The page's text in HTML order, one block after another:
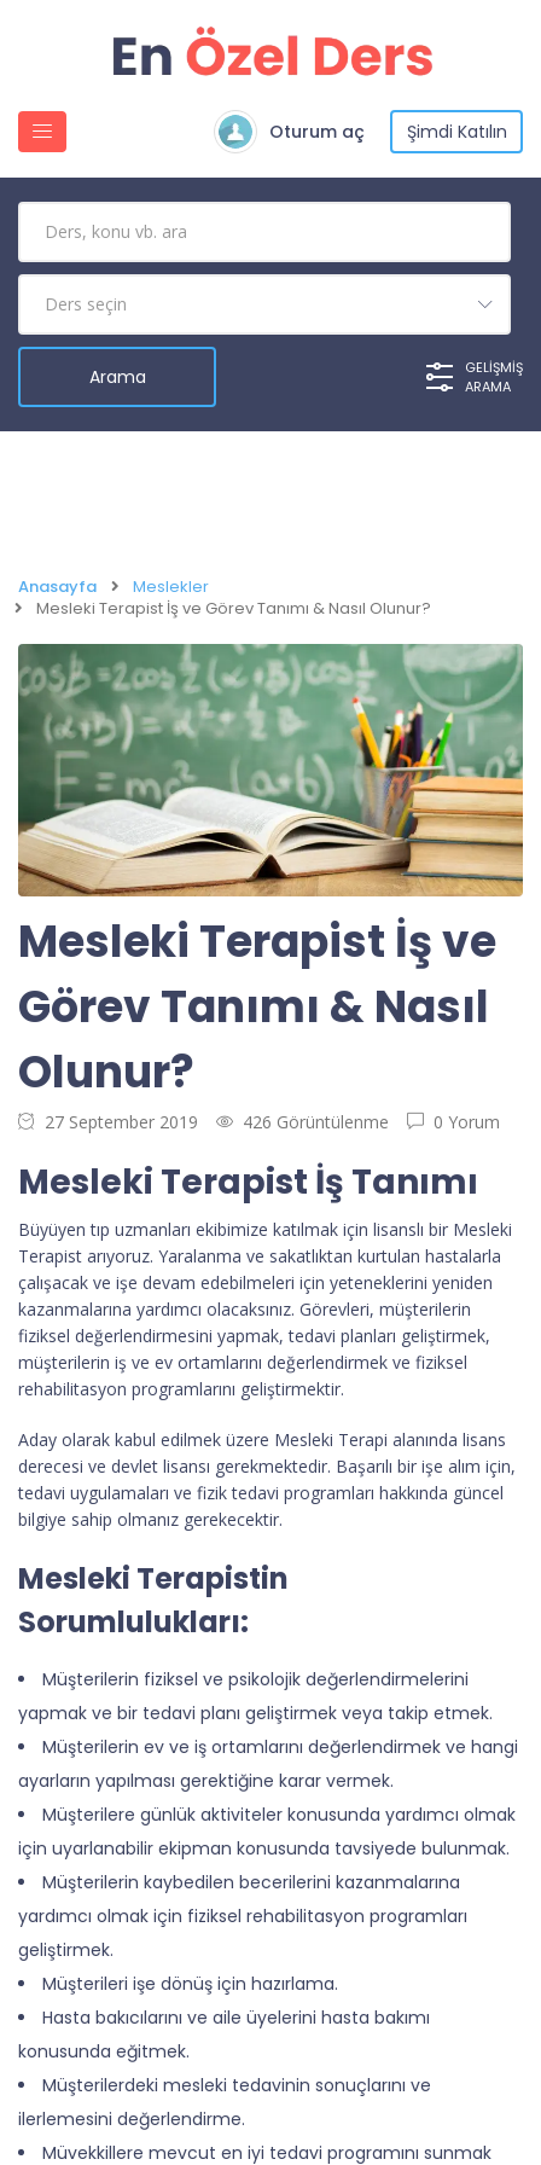
Oturum aç Şimdi Katılın
GELIŞMIŞ
ARAMA
Anasayfa
Meslekler
Mesleki Terapist İş ve Görev Tanımı & Nasıl Olunur?
Mesleki Terapist İş ve
Görev Tanımı & Nasıl
Olunur?
27 September 2019 426 Görüntülenme 0 Yorum
Mesleki Terapist İş Tanımı
Büyüyen tıp uzmanları ekibimize katılmak için lisanslı bir Mesleki
Terapist arıyoruz. Yaralanma ve sakatlıktan kurtulan hastalarla
çalışacak ve işe devam edebilmeleri için yeteneklerini yeniden
kazanmalarına yardımcı olacaksınız. Görevleri, müşterilerin
fiziksel değerlendirmesini yapmak, tedavi planları geliştirmek,
müşterilerin iş ve ev ortamlarını değerlendirmek ve fiziksel
rehabilitasyon programlarını geliştirmektir.
Aday olarak kabul edilmek üzere Mesleki Terapi alanında lisans
derecesi ve devlet lisansı gerekmektedir. Başarılı bir işe alım için,
tedavi uygulamaları ve fizik tedavi programları hakkında güncel
bilgiye sahip olmanız gerekecektir.
Mesleki Terapistin
Sorumlulukları:
Müşterilerin fiziksel ve psikolojik değerlendirmelerini
yapmak ve bir tedavi planı geliştirmek veya takip etmek.
Müşterilerin ev ve iş ortamlarını değerlendirmek ve hangi
ayarların yapılması gerektiğine karar vermek.
Müşterilere günlük aktiviteler konusunda yardımcı olmak
için uyarlanabilir ekipman konusunda tavsiyede bulunmak.
Müşterilerin kaybedilen becerilerini kazanmalarına
yardımcı olmak için fiziksel rehabilitasyon programları
geliştirmek.
Müşterileri işe dönüş için hazırlama.
Hasta bakıcılarını ve aile üyelerini hasta bakımı
konusunda eğitmek.
Müşterilerdeki mesleki tedavinin sonuçlarını ve
ilerlemesini değerlendirme.
Müvekkillere mevcut en iyi tedavi programını sunmak